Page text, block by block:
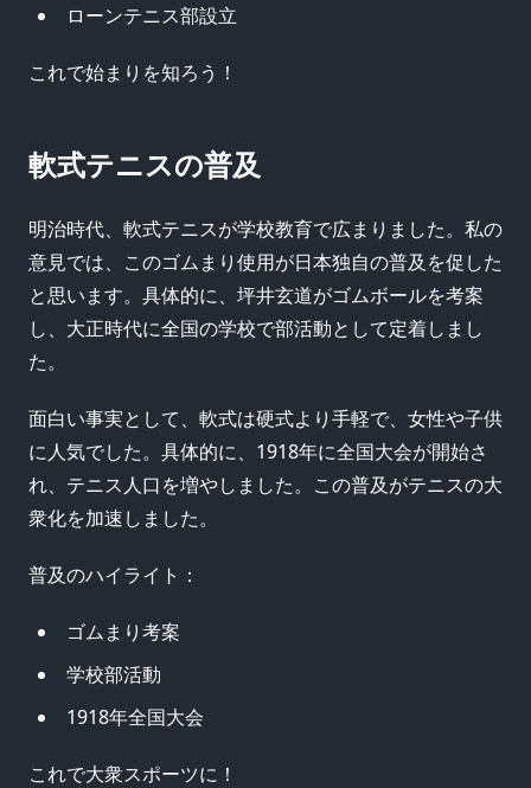
ローンテニス部設立
これで始まりを知ろう！
軟式テニスの普及
明治時代、軟式テニスが学校教育で広まりました。私の
意見では、このゴムまり使用が日本独自の普及を促した
と思います。具体的に、坪井玄道がゴムボールを考案
し、大正時代に全国の学校で部活動として定着しまし
た。
面白い事実として、軟式は硬式より手軽で、女性や子供
に人気でした。具体的に、1918年に全国大会が開始さ
れ、テニス人口を増やしました。この普及がテニスの大
衆化を加速しました。
普及のハイライト：
ゴムまり考案
学校部活動
1918年全国大会
これで大衆スポーツに！